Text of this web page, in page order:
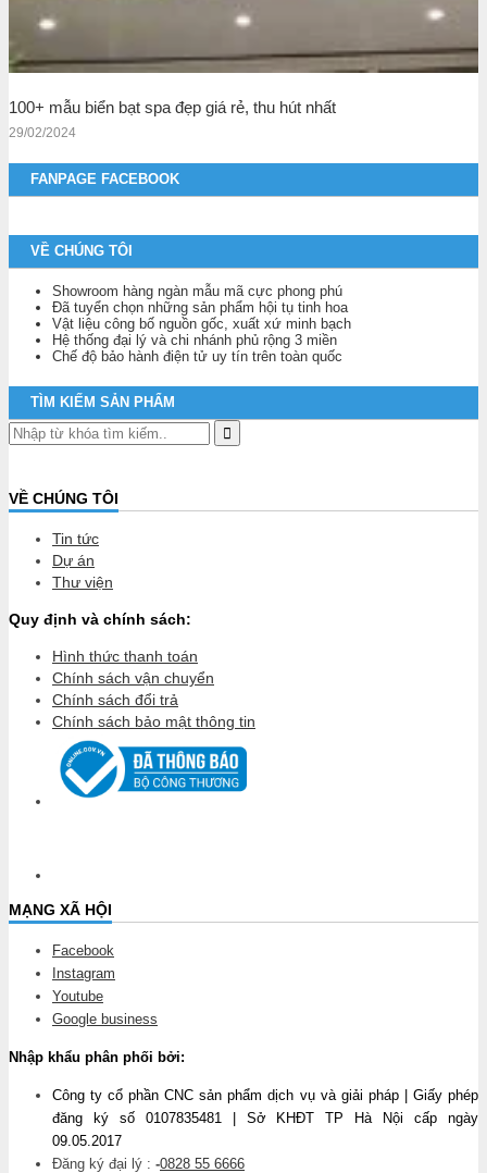
100+ mẫu biển bạt spa đẹp giá rẻ, thu hút nhất
29/02/2024
FANPAGE FACEBOOK
VỀ CHÚNG TÔI
Showroom hàng ngàn mẫu mã cực phong phú
Đã tuyển chọn những sản phẩm hội tụ tinh hoa
Vật liệu công bố nguồn gốc, xuất xứ minh bạch
Hệ thống đại lý và chi nhánh phủ rộng 3 miền
Chế độ bảo hành điện tử uy tín trên toàn quốc
TÌM KIẾM SẢN PHẨM
VỀ CHÚNG TÔI
Tin tức
Dự án
Thư viện
Quy định và chính sách:
Hình thức thanh toán
Chính sách vận chuyển
Chính sách đổi trả
Chính sách bảo mật thông tin
MẠNG XÃ HỘI
Facebook
Instagram
Youtube
Google business
Nhập khẩu phân phối bởi:
Công ty cổ phần CNC sản phẩm dịch vụ và giải pháp | Giấy phép
đăng ký số 0107835481 | Sở KHĐT TP Hà Nội cấp ngày
09.05.2017
Đăng ký đại lý : -0828 55 6666